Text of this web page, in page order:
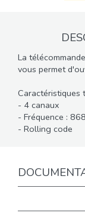
La
vous permet
Caractéristiques
- 4 canaux
- Fréquence :
- Rolling code